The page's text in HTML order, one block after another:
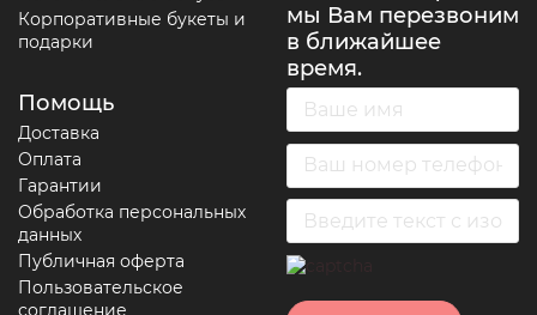
Корпоративные букеты и
подарки
Помощь
Доставка
Оплата
Гарантии
Обработка персональных
данных
Публичная оферта
Пользовательское
соглашение
мы Вам перезвоним
в ближайшее
время.